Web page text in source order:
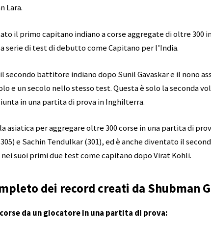
Lara.
il primo capitano indiano a corse aggregate di oltre 300
serie di test di debutto come Capitano per l’India.
battitore indiano dopo Sunil Gavaskar e il nono
e un secolo nello stesso test. Questa è solo la seconda
in una partita di prova in Inghilterra.
asiatica per aggregare oltre 300 corse in una partita di
e Sachin Tendulkar (301), ed è anche diventato il
suoi primi due test come capitano dopo Virat Kohli.
dei record creati da Shubman
da un giocatore in una partita di prova: